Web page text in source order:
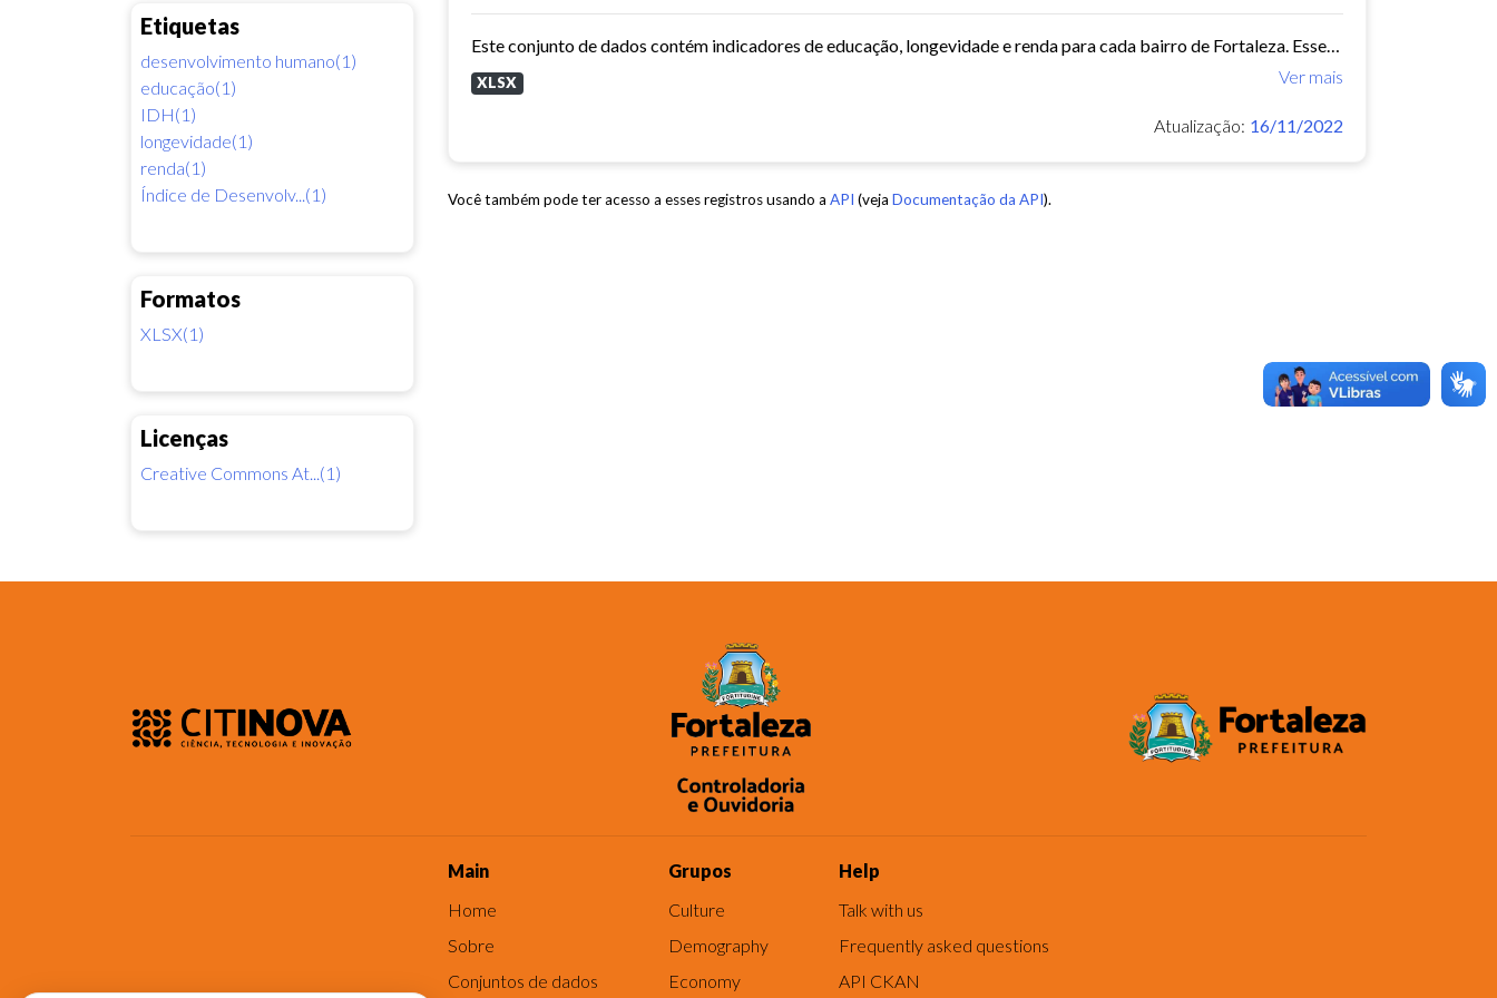
Etiquetas
desenvolvimento humano(1)
educação(1)
IDH(1)
longevidade(1)
renda(1)
Índice de Desenvolv...(1)
Formatos
XLSX(1)
Licenças
Creative Commons At...(1)
Este conjunto de dados contém indicadores de educação, longevidade e renda para cada bairro de Fortaleza. Esses três indicadores juntos formam o Indice de Desenvolvimento Humano...
Ver mais
XLSX
Atualização: 16/11/2022
Você também pode ter acesso a esses registros usando a API (veja Documentação da API).
Main
Home
Sobre
Conjuntos de dados
Grupos
Culture
Demography
Economy
Help
Talk with us
Frequently asked questions
API CKAN